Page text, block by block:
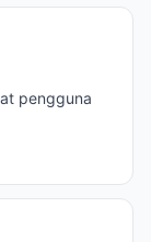
pengguna